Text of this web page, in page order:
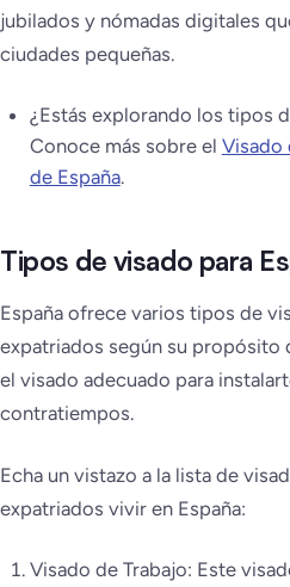
jubilados y nómadas digitales
ciudades pequeñas.
¿Estás explorando los tipos
Conoce más sobre el Visado
de España.
Tipos de visado para
España ofrece varios tipos de
expatriados según su propósito
el visado adecuado para
contratiempos.
Echa un vistazo a la lista de
expatriados vivir en España:
Visado de Trabajo: Este